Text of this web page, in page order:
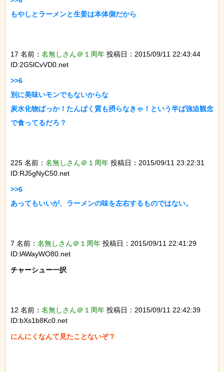
もやしとラーメンと生姜は本体側だから
17 名前： 名無しさん＠１周年 投稿日：2015/09/11 22:43:44
ID:2G5lCvVD0.net
>>6
別に美味いモンでもないからな
炭水化物ばっか！たんぱく質も摂らなきゃ！という半ば強迫観念
で食ってるだろ？
225 名前： 名無しさん＠１周年 投稿日：2015/09/11 23:22:31
ID:RJ5gNyC50.net
>>6
あってもいいが、ラーメンの味を左右するものではない。
7 名前： 名無しさん＠１周年 投稿日：2015/09/11 22:41:29
ID:lAWayWO80.net
チャーシュー一択
12 名前： 名無しさん＠１周年 投稿日：2015/09/11 22:42:39
ID:bXs1b8Kc0.net
にんにくなんて見たことないぞ？